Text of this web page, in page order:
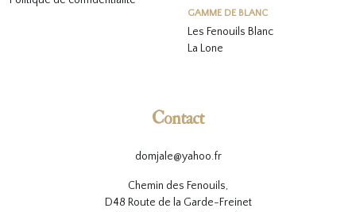
GAMME DE BLANC
Les Fenouils Blanc
La Lone
Contact
domjale@yahoo.fr
Chemin des Fenouils,
D48 Route de la Garde-Freinet